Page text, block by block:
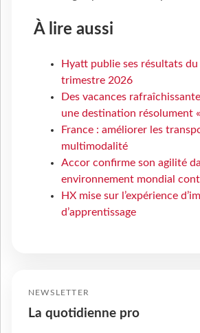
À lire aussi
Hyatt publie ses résultats
trimestre 2026
Des vacances
une destination résolument
France : améliorer les
multimodalité
Accor confirme son agilité
environnement mondial
HX mise sur l’expérience
d’apprentissage
NEWSLETTER
La quotidienne pro